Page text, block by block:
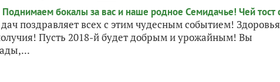
поздравляет всех с этим чудесным событием! Здоровья
Пусть 2018-й будет добрым и урожайным! Вы